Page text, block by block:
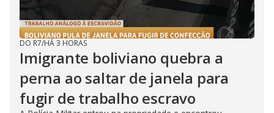
DO R7/HÁ 3 HORAS
Imigrante boliviano quebra a
perna ao saltar de janela para
fugir de trabalho escravo